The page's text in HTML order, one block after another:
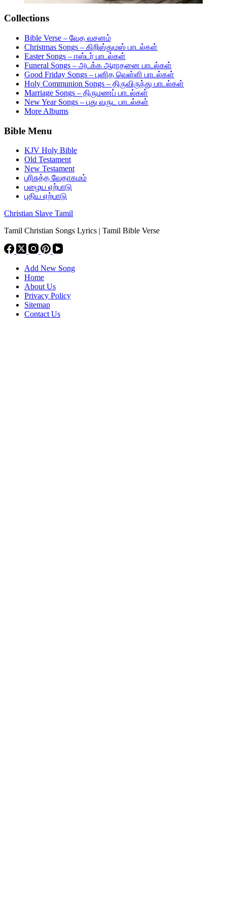
Collections
Bible Verse – வேத வசனம்
Christmas Songs – கிறிஸ்துமஸ் பாடல்கள்
Easter Songs – ஈஸ்டர் பாடல்கள்
Funeral Songs – அடக்க ஆராதனை பாடல்கள்
Good Friday Songs – புனித வெள்ளி பாடல்கள்
Holy Communion Songs – திருவிருந்து பாடல்கள்
Marriage Songs – திருமணப் பாடல்கள்
New Year Songs – புது வருட பாடல்கள்
More Albums
Bible Menu
KJV Holy Bible
Old Testament
New Testament
பரிசுத்த வேதாகமம்
பழைய ஏற்பாடு
புதிய ஏற்பாடு
Christian Slave Tamil
Tamil Christian Songs Lyrics | Tamil Bible Verse
Add New Song
Home
About Us
Privacy Policy
Sitemap
Contact Us